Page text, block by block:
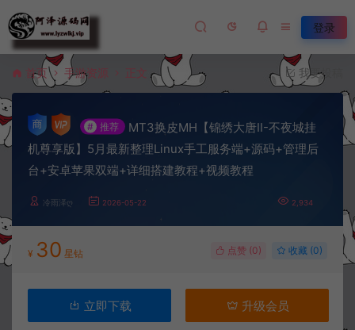
登录
首页 手游资源 正文 我要投稿
# 推荐
MT3换皮MH【锦绣大唐II-不夜城挂
机尊享版】5月最新整理Linux手工服务端+源码+管理后
台+安卓苹果双端+详细搭建教程+视频教程
冷雨泽ღ 2026-05-22 2,934
¥ 30 星钻 点赞 (0) 收藏 (0)
立即下载 升级会员